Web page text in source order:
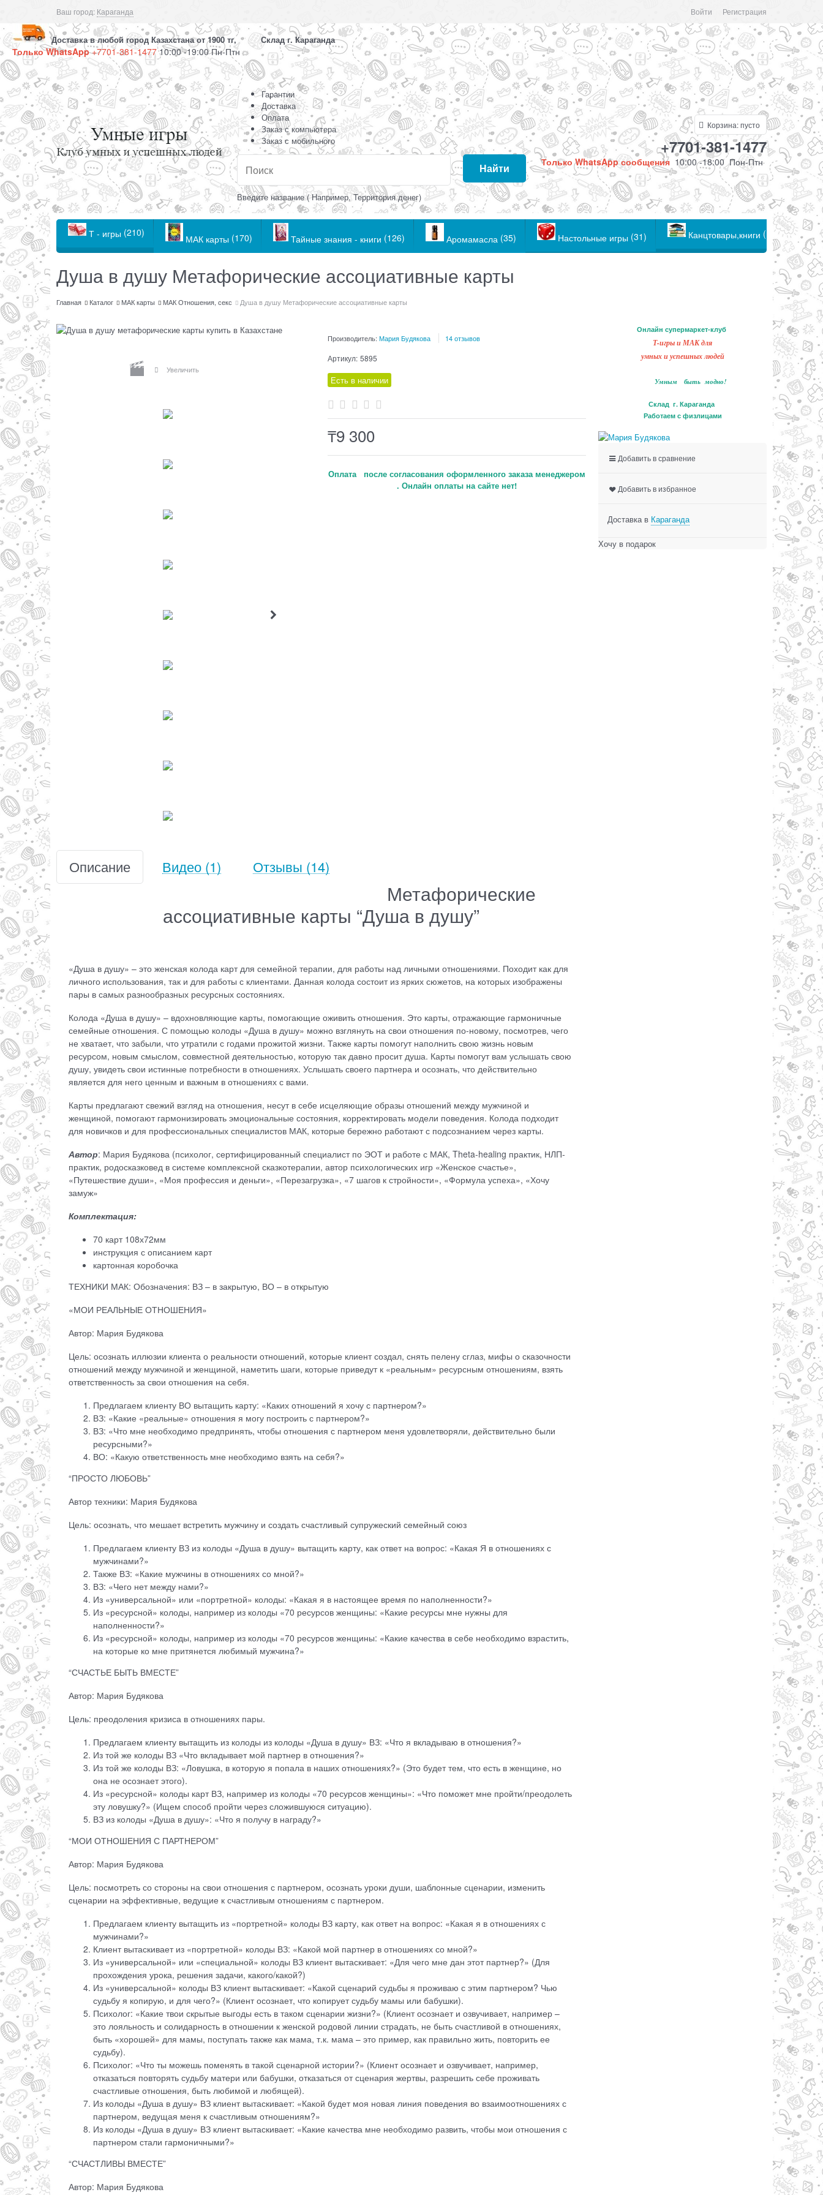
Ваш город: Караганда Войти Регистрация
Доставка в любой город Казахстана от 1900 тг, Склад г. Караганда
Только WhatsApp+7701-381-147710:00 -19:00 Пн-Птн
Гарантии
Доставка
Оплата
Заказ с компьютера
Заказ с мобильного
Найти
Введите название ( Например, Территория денег)
Корзина:пусто
+7701-381-1477
Только WhatsApp сообщения 10:00 -18:00 Пон-Птн
Т - игры (210)
МАК карты (170) Тайные знания - книги (126) Аромамасла (35) Настольные игры (31) Канцтовары,книги (104)
Душа в душу Метафорические ассоциативные карты
Главная Каталог МАК карты МАК Отношения, секс Душа в душу Метафорические ассоциативные карты
Увеличить
Производитель: Мария Будякова 14 отзывов
Артикул: 5895
Есть в наличии
₸9 300
Оплата после согласования оформленного заказа менеджером
. Онлайн оплаты на сайте нет!
Описание Видео (1) Отзывы (14)
Метафорические
ассоциативные карты “Душа в душу”
«Душа в душу» – это женская колода карт для семейной терапии, для работы над личными отношениями. Походит как для
личного использования, так и для работы с клиентами. Данная колода состоит из ярких сюжетов, на которых изображены
пары в самых разнообразных ресурсных состояниях.
Колода «Душа в душу» – вдохновляющие карты, помогающие оживить отношения. Это карты, отражающие гармоничные
семейные отношения. С помощью колоды «Душа в душу» можно взглянуть на свои отношения по-новому, посмотрев, чего
не хватает, что забыли, что утратили с годами прожитой жизни. Также карты помогут наполнить свою жизнь новым
ресурсом, новым смыслом, совместной деятельностью, которую так давно просит душа. Карты помогут вам услышать свою
душу, увидеть свои истинные потребности в отношениях. Услышать своего партнера и осознать, что действительно
является для него ценным и важным в отношениях с вами.
Карты предлагают свежий взгляд на отношения, несут в себе исцеляющие образы отношений между мужчиной и
женщиной, помогают гармонизировать эмоциональные состояния, корректировать модели поведения. Колода подходит
для новичков и для профессиональных специалистов МАК, которые бережно работают с подсознанием через карты.
Автор: Мария Будякова (психолог, сертифицированный специалист по ЭОТ и работе с МАК, Theta-healing практик, НЛП-
практик, родосказковед в системе комплексной сказкотерапии, автор психологических игр «Женское счастье»,
«Путешествие души», «Моя профессия и деньги», «Перезагрузка», «7 шагов к стройности», «Формула успеха», «Хочу
замуж»
Комплектация:
70 карт 108х72мм
инструкция с описанием карт
картонная коробочка
ТЕХНИКИ МАК: Обозначения: ВЗ – в закрытую, ВО – в открытую
«МОИ РЕАЛЬНЫЕ ОТНОШЕНИЯ»
Автор: Мария Будякова
Цель: осознать иллюзии клиента о реальности отношений, которые клиент создал, снять пелену сглаз, мифы о сказочности
отношений между мужчиной и женщиной, наметить шаги, которые приведут к «реальным» ресурсным отношениям, взять
ответственность за свои отношения на себя.
Предлагаем клиенту ВО вытащить карту: «Каких отношений я хочу с партнером?»
ВЗ: «Какие «реальные» отношения я могу построить с партнером?»
ВЗ: «Что мне необходимо предпринять, чтобы отношения с партнером меня удовлетворяли, действительно были
ресурсными?»
ВО: «Какую ответственность мне необходимо взять на себя?»
“ПРОСТО ЛЮБОВЬ”
Автор техники: Мария Будякова
Цель: осознать, что мешает встретить мужчину и создать счастливый супружеский семейный союз
Предлагаем клиенту ВЗ из колоды «Душа в душу» вытащить карту, как ответ на вопрос: «Какая Я в отношениях с
мужчинами?»
Также ВЗ: «Какие мужчины в отношениях со мной?»
ВЗ: «Чего нет между нами?»
Из «универсальной» или «портретной» колоды: «Какая я в настоящее время по наполненности?»
Из «ресурсной» колоды, например из колоды «70 ресурсов женщины: «Какие ресурсы мне нужны для
наполненности?»
Из «ресурсной» колоды, например из колоды «70 ресурсов женщины: «Какие качества в себе необходимо взрастить,
на которые ко мне притянется любимый мужчина?»
“СЧАСТЬЕ БЫТЬ ВМЕСТЕ”
Автор: Мария Будякова
Цель: преодоления кризиса в отношениях пары.
Предлагаем клиенту вытащить из колоды из колоды «Душа в душу» ВЗ: «Что я вкладываю в отношения?»
Из той же колоды ВЗ «Что вкладывает мой партнер в отношения?»
Из той же колоды ВЗ: «Ловушка, в которую я попала в наших отношениях?» (Это будет тем, что есть в женщине, но
она не осознает этого).
Из «ресурсной» колоды карт ВЗ, например из колоды «70 ресурсов женщины»: «Что поможет мне пройти/преодолеть
эту ловушку?» (Ищем способ пройти через сложившуюся ситуацию).
ВЗ из колоды «Душа в душу»: «Что я получу в награду?»
“МОИ ОТНОШЕНИЯ С ПАРТНЕРОМ”
Автор: Мария Будякова
Цель: посмотреть со стороны на свои отношения с партнером, осознать уроки души, шаблонные сценарии, изменить
сценарии на эффективные, ведущие к счастливым отношениям с партнером.
Предлагаем клиенту вытащить из «портретной» колоды ВЗ карту, как ответ на вопрос: «Какая я в отношениях с
мужчинами?»
Клиент вытаскивает из «портретной» колоды ВЗ: «Какой мой партнер в отношениях со мной?»
Из «универсальной» или «специальной» колоды ВЗ клиент вытаскивает: «Для чего мне дан этот партнер?» (Для
прохождения урока, решения задачи, какого/какой?)
Из «универсальной» колоды ВЗ клиент вытаскивает: «Какой сценарий судьбы я проживаю с этим партнером? Чью
судьбу я копирую, и для чего?» (Клиент осознает, что копирует судьбу мамы или бабушки).
Психолог: «Какие твои скрытые выгоды есть в таком сценарии жизни?» (Клиент осознает и озвучивает, например –
это лояльность и солидарность в отношении к женской родовой линии страдать, не быть счастливой в отношениях,
быть «хорошей» для мамы, поступать также как мама, т.к. мама – это пример, как правильно жить, повторить ее
судьбу).
Психолог: «Что ты можешь поменять в такой сценарной истории?» (Клиент осознает и озвучивает, например,
отказаться повторять судьбу матери или бабушки, отказаться от сценария жертвы, разрешить себе проживать
счастливые отношения, быть любимой и любящей).
Из колоды «Душа в душу» ВЗ клиент вытаскивает: «Какой будет моя новая линия поведения во взаимоотношениях с
партнером, ведущая меня к счастливым отношениям?»
Из колоды «Душа в душу» ВЗ клиент вытаскивает: «Какие качества мне необходимо развить, чтобы мои отношения с
партнером стали гармоничными?»
“СЧАСТЛИВЫ ВМЕСТЕ”
Автор: Мария Будякова
Онлайн супермаркет-клуб
Т-игры и МАК для
умных и успешных людей
Умным быть модно!
Склад г. Караганда
Работаем с физлицами
Добавить в сравнение
Добавить в избранное
Доставка в Караганда
Хочу в подарок